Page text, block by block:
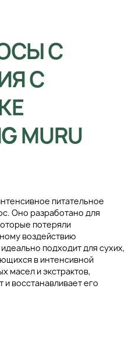
С
С
MURU
питательное
Оно разработано для
потеряли
воздействию
подходит для сухих,
в интенсивной
масел и экстрактов,
и восстанавливает его